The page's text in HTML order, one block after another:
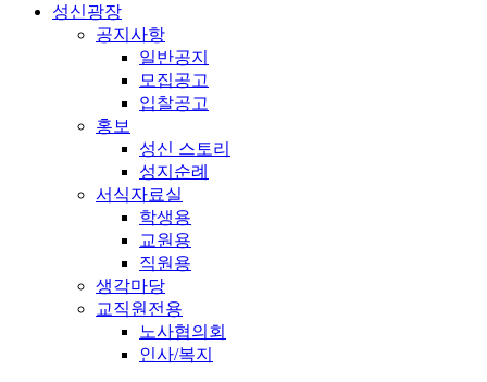
성신광장
공지사항
일반공지
모집공고
입찰공고
홍보
성신 스토리
성지순례
서식자료실
학생용
교원용
직원용
생각마당
교직원전용
노사협의회
인사/복지